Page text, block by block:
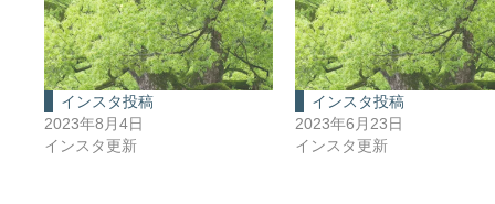
インスタ投稿
2023年8月4日
インスタ更新
インスタ投稿
2023年6月23日
インスタ更新